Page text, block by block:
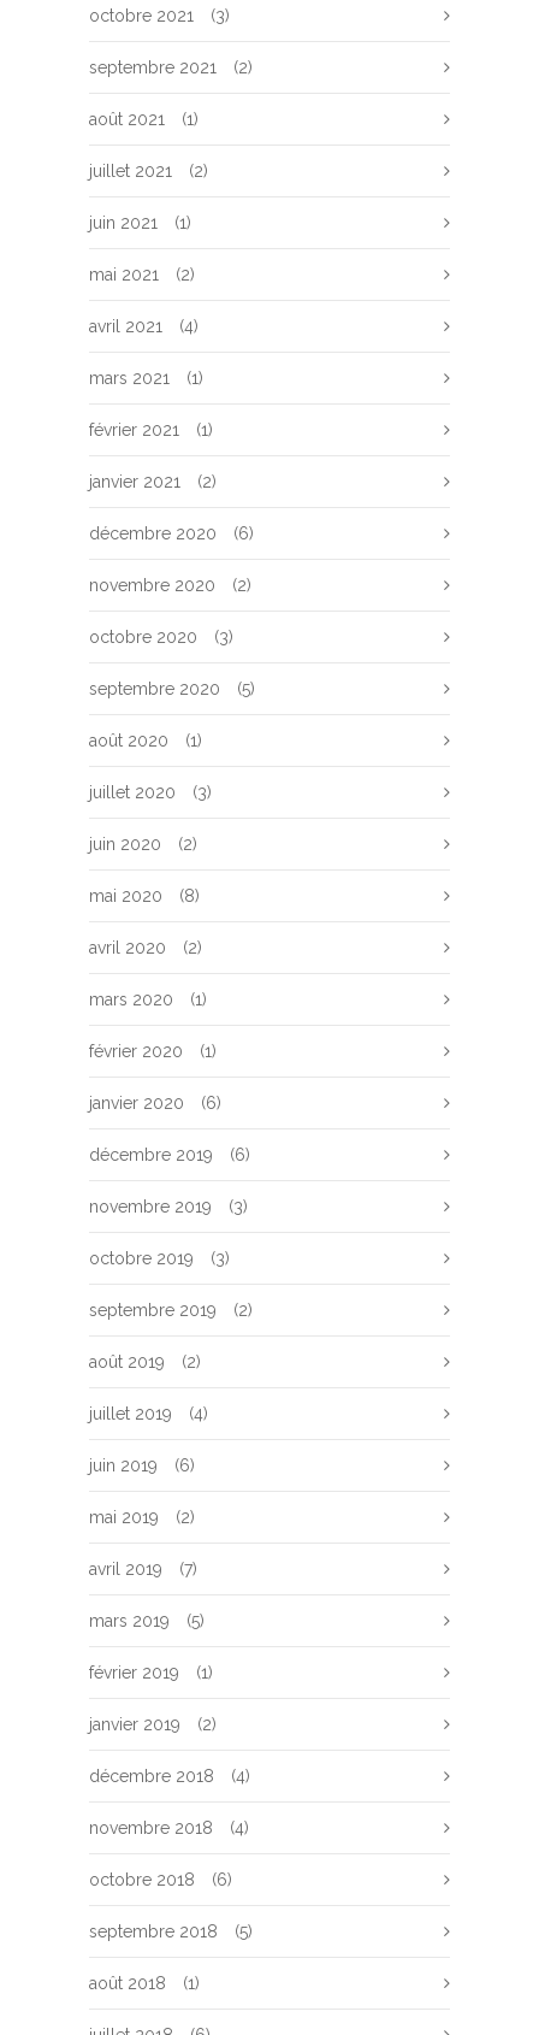
octobre 2021 (3)
septembre 2021 (2)
août 2021 (1)
juillet 2021 (2)
juin 2021 (1)
mai 2021 (2)
avril 2021 (4)
mars 2021 (1)
février 2021 (1)
janvier 2021 (2)
décembre 2020 (6)
novembre 2020 (2)
octobre 2020 (3)
septembre 2020 (5)
août 2020 (1)
juillet 2020 (3)
juin 2020 (2)
mai 2020 (8)
avril 2020 (2)
mars 2020 (1)
février 2020 (1)
janvier 2020 (6)
décembre 2019 (6)
novembre 2019 (3)
octobre 2019 (3)
septembre 2019 (2)
août 2019 (2)
juillet 2019 (4)
juin 2019 (6)
mai 2019 (2)
avril 2019 (7)
mars 2019 (5)
février 2019 (1)
janvier 2019 (2)
décembre 2018 (4)
novembre 2018 (4)
octobre 2018 (6)
septembre 2018 (5)
août 2018 (1)